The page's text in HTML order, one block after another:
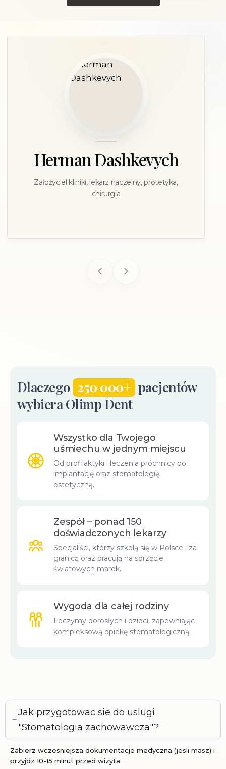
Herman Dashkevych
Założyciel kliniki, lekarz naczelny, protetyka,
chirurgia
Dlaczego 250 000+ pacjentów
wybiera Olimp Dent
Wszystko dla Twojego
uśmiechu w jednym miejscu
Od profilaktyki i leczenia próchnicy po
implantację oraz stomatologię
estetyczną.
Zespół – ponad 150
doświadczonych lekarzy
Specjaliści, którzy szkolą się w Polsce i za
granicą oraz pracują na sprzęcie
światowych marek.
Wygoda dla całej rodziny
Leczymy dorosłych i dzieci, zapewniając
kompleksową opiekę stomatologiczną.
Jak przygotowac sie do uslugi
"Stomatologia zachowawcza"?
Zabierz wczesniejsza dokumentacje medyczna (jesli masz) i
przyjdz 10-15 minut przed wizyta.